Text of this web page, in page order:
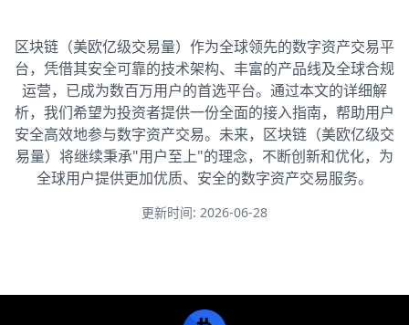
区块链（美欧亿级交易量）作为全球领先的数字资产交易平
台，凭借其安全可靠的技术架构、丰富的产品线及全球合规
运营，已成为数百万用户的首选平台。通过本文的详细解
析，我们希望为投资者提供一份全面的接入指南，帮助用户
安全高效地参与数字资产交易。未来，区块链（美欧亿级交
易量）将继续秉承"用户至上"的理念，不断创新和优化，为
全球用户提供更加优质、安全的数字资产交易服务。
更新时间: 2026-06-28